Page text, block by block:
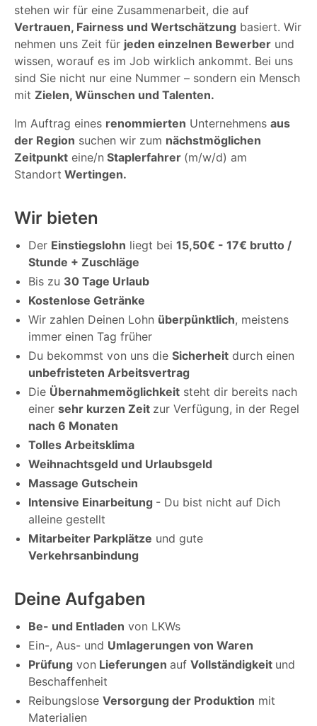
stehen wir für eine Zusammenarbeit, die auf
Vertrauen, Fairness und Wertschätzung basiert. Wir
nehmen uns Zeit für jeden einzelnen Bewerber und
wissen, worauf es im Job wirklich ankommt. Bei uns
sind Sie nicht nur eine Nummer – sondern ein Mensch
mit Zielen, Wünschen und Talenten.
Im Auftrag eines renommierten Unternehmens aus
der Region suchen wir zum nächstmöglichen
Zeitpunkt eine/n Staplerfahrer (m/w/d) am
Standort Wertingen.
Wir bieten
Der Einstiegslohn liegt bei 15,50€ - 17€ brutto /
Stunde + Zuschläge
Bis zu 30 Tage Urlaub
Kostenlose Getränke
Wir zahlen Deinen Lohn überpünktlich, meistens
immer einen Tag früher
Du bekommst von uns die Sicherheit durch einen
unbefristeten Arbeitsvertrag
Die Übernahmemöglichkeit steht dir bereits nach
einer sehr kurzen Zeit zur Verfügung, in der Regel
nach 6 Monaten
Tolles Arbeitsklima
Weihnachtsgeld und Urlaubsgeld
Massage Gutschein
Intensive Einarbeitung - Du bist nicht auf Dich
alleine gestellt
Mitarbeiter Parkplätze und gute
Verkehrsanbindung
Deine Aufgaben
Be- und Entladen von LKWs
Ein-, Aus- und Umlagerungen von Waren
Prüfung von Lieferungen auf Vollständigkeit und
Beschaffenheit
Reibungslose Versorgung der Produktion mit
Materialien